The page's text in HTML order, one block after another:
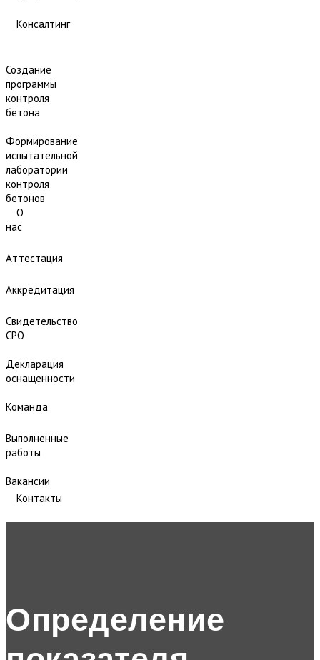
Консалтинг
Создание
программы
контроля
бетона
Формирование
испытательной
лаборатории
контроля
бетонов
О
нас
Аттестация
Аккредитация
Свидетельство
СРО
Декларация
оснащенности
Команда
Выполненные
работы
Вакансии
Контакты
Определение